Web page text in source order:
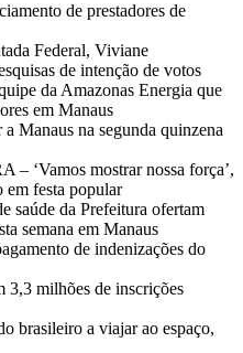
de prestadores de
Federal, Viviane
de intenção de votos
da Amazonas Energia que
em Manaus
Manaus na segunda quinzena
‘Vamos mostrar nossa força’,
em festa popular
saúde da Prefeitura ofertam
semana em Manaus
de indenizações do
3,3 milhões de inscrições
brasileiro a viajar ao espaço,